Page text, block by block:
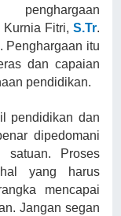
Kurnia Fitri, S.Tr.
Penghargaan itu
dan capaian
pendidikan.
pendidikan dan
dipedomani
satuan. Proses
yang harus
mencapai
Jangan segan